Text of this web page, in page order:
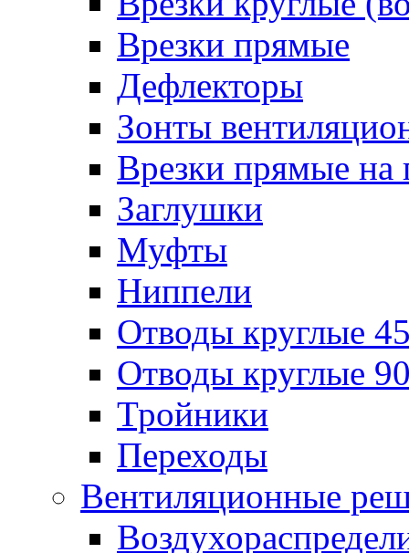
Врезки прямые
Дефлекторы
Зонты
Врезки прямые на
Заглушки
Муфты
Ниппели
Отводы круглые
Отводы круглые
Тройники
Переходы
Вентиляционные